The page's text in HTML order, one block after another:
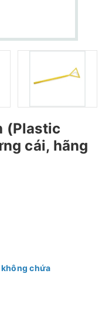
(Plastic
cái, hãng
chứa